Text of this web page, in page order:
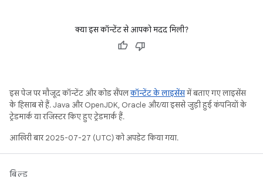
क्या इस कॉन्टेंट से आपको मदद मिली?
इस पेज पर मौजूद कॉन्टेंट और कोड सैंपलकॉन्टेंट के लाइसेंसमें बताए गए लाइसेंस
के हिसाब से हैं. Java और OpenJDK, Oracle और/या इससे जुड़ी हुई कंपनियों के
ट्रेडमार्क या रजिस्टर किए हुए ट्रेडमार्क हैं.
आखिरी बार 2025-07-27 (UTC) को अपडेट किया गया.
बिल्ड